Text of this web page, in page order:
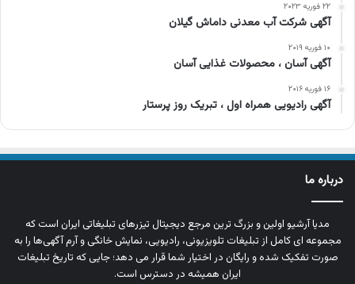
۲۲ فوریه ۲۰۲۳
آگهی شرکت آب معدنی داماش گیلان
۱۰ فوریه ۲۰۱۹
آگهی آسان ، محصولات غذایی آسان
۱۶ فوریه ۲۰۱۶
آگهی رادیویی همراه اول ، تبریک روز پرستار
درباره ما
مدیا آرشیو اولین و بزرگ‌ ترین مرجع دیجیتال تیزرهای تبلیغاتی ایران است که
مجموعه‌ ای کامل از تبلیغات تلویزیونی، رادیویی، نمایش خانگی و آرم‌ آگهی‌ها را به‌
صورت تفکیک‌ شده و رایگان در اختیار شما قرار می‌ دهد؛ جایی که تاریخ تبلیغات
ایران همیشه در دسترس است.